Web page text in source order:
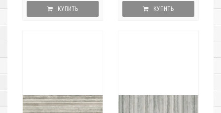
КУПИТЬ КУПИТЬ